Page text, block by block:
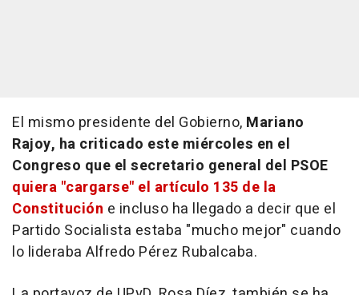
El mismo presidente del Gobierno, Mariano
Rajoy, ha criticado este miércoles en el
Congreso que el secretario general del PSOE
quiera "cargarse" el artículo 135 de la
Constitución e incluso ha llegado a decir que el
Partido Socialista estaba "mucho mejor" cuando
lo lideraba Alfredo Pérez Rubalcaba.